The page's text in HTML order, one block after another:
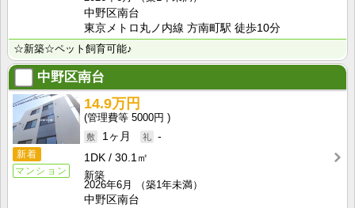
中野区南台
東京メトロ丸ノ内線 方南町駅 徒歩10分
☆新築☆ペット飼育可能♪
中野区南台
新着
マンション
14.9万円
5000円
1ヶ月
-
1DK
30.1㎡
新築
2026年6月
（築1年未満）
中野区南台